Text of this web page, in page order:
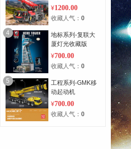
¥1200.00
收藏人气： 0
4
地标系列-复联大
厦灯光收藏版
¥700.00
收藏人气： 0
5
工程系列-GMK移
动起动机
¥700.00
收藏人气： 0